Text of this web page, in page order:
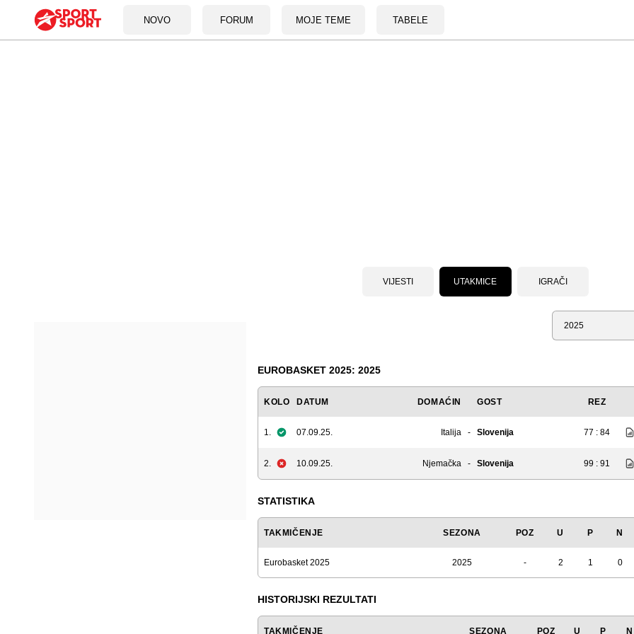
NOVO FORUM MOJE TEME TABELE
VIJESTI UTAKMICE IGRAČI
Sezona
EUROBASKET 2025: 2025
KOLO DATUM DOMAĆIN GOST REZ
1. 07.09.25. Italija - Slovenija 77 : 84
2. 10.09.25. Njemačka - Slovenija 99 : 91
STATISTIKA
TAKMIČENJE SEZONA POZ U P N
Eurobasket 2025 2025 - 2 1 0
HISTORIJSKI REZULTATI
TAKMIČENJE SEZONA POZ U P N